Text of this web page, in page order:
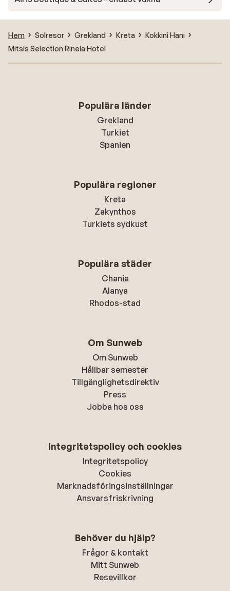
Hem Solresor Grekland Kreta
Kokkini Hani
Mitsis Selection Rinela Hotel
Populära länder
Grekland
Turkiet
Spanien
Populära regioner
Kreta
Zakynthos
Turkiets sydkust
Populära städer
Chania
Alanya
Rhodos-stad
Om Sunweb
Om Sunweb
Hållbar semester
Tillgänglighetsdirektiv
Press
Jobba hos oss
Integritetspolicy och cookies
Integritetspolicy
Cookies
Marknadsföringsinställningar
Ansvarsfriskrivning
Behöver du hjälp?
Frågor & kontakt
Mitt Sunweb
Resevillkor